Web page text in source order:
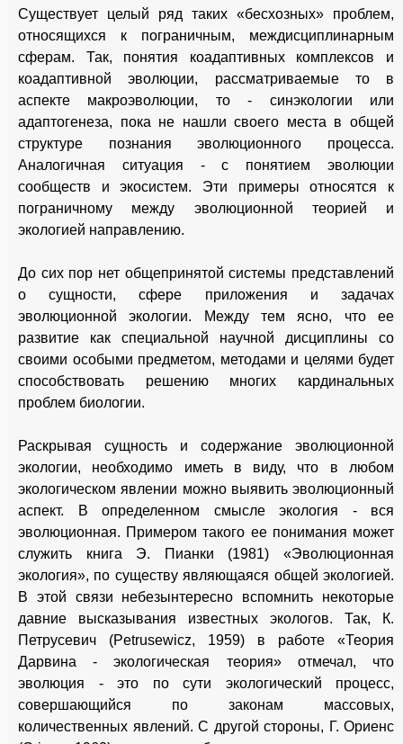
Существует целый ряд таких «бесхозных» проблем,
относящихся к пограничным, междисциплинарным
сферам. Так, понятия коадаптивных комплексов и
коадаптивной эволюции, рассматриваемые то в
аспекте макроэволюции, то - синэкологии или
адаптогенеза, пока не нашли своего места в общей
структуре познания эволюционного процесса.
Аналогичная ситуация - с понятием эволюции
сообществ и экосистем. Эти примеры относятся к
пограничному между эволюционной теорией и
экологией направлению.
До сих пор нет общепринятой системы представлений
о сущности, сфере приложения и задачах
эволюционной экологии. Между тем ясно, что ее
развитие как специальной научной дисциплины со
своими особыми предметом, методами и целями будет
способствовать решению многих кардинальных
проблем биологии.
Раскрывая сущность и содержание эволюционной
экологии, необходимо иметь в виду, что в любом
экологическом явлении можно выявить эволюционный
аспект. В определенном смысле экология - вся
эволюционная. Примером такого ее понимания может
служить книга Э. Пианки (1981) «Эволюционная
экология», по существу являющаяся общей экологией.
В этой связи небезынтересно вспомнить некоторые
давние высказывания известных экологов. Так, К.
Петрусевич (Petrusewicz, 1959) в работе «Теория
Дарвина - экологическая теория» отмечал, что
эволюция - это по сути экологический процесс,
совершающийся по законам массовых,
количественных явлений. С другой стороны, Г. Ориенс